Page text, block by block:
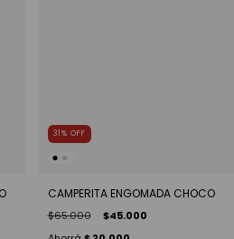
31% OFF
CAMPERITA ENGOMADA CHOCO
$65.000 $45.000